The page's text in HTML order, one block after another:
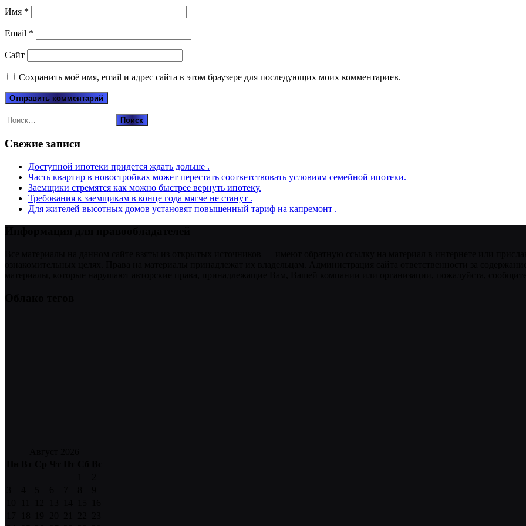
Имя *
Email *
Сайт
Сохранить моё имя, email и адрес сайта в этом браузере для последующих моих комментариев.
Найти:
Свежие записи
Доступной ипотеки придется ждать дольше .
Часть квартир в новостройках может перестать соответствовать условиям семейной ипотеки.
Заемщики стремятся как можно быстрее вернуть ипотеку.
Требования к заемщикам в конце года мягче не станут .
Для жителей высотных домов установят повышенный тариф на капремонт .